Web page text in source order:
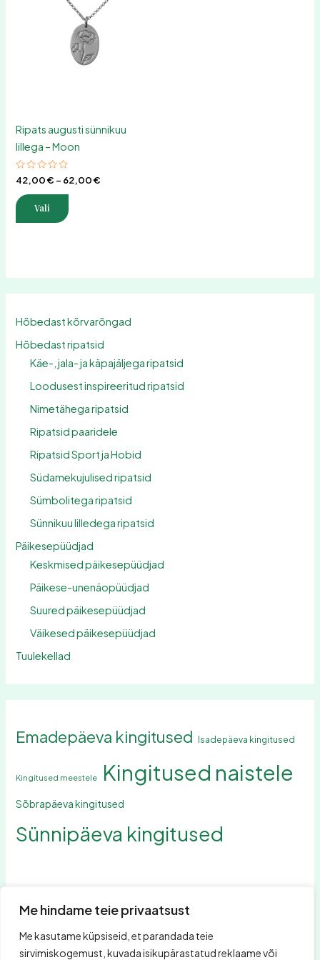
Me hindame teie privaatsust
Me kasutame küpsiseid, et parandada teie
sirvimiskogemust, kuvada isikupärastatud reklaame või
Hõbedast kõrvarõngad
Hõbedast ripatsid
Käe-, jala- ja käpajäljega ripatsid
Loodusest inspireeritud ripatsid
Nimetähega ripatsid
Ripatsid paaridele
Ripatsid Sport ja Hobid
Südamekujulised ripatsid
Sümbolitega ripatsid
Sünnikuu lilledega ripatsid
Päikesepüüdjad
Keskmised päikesepüüdjad
Päikese-unenäopüüdjad
Suured päikesepüüdjad
Väikesed päikesepüüdjad
Tuulekellad
Emadepäeva kingitused Isadepäeva kingitused
Kingitused meestele Kingitused naistele
Sõbrapäeva kingitused
Sünnipäeva kingitused
Otsing
Ripats augusti sünnikuu
lillega – Moon
Hinnanguga
0
5
42,00€ – 62,00€
kuni
Vali
on
mitu
varianti.
Valikuid